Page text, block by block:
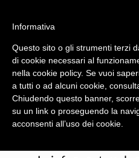
Informativa
Questo sito o gli strumenti terzi
di cookie necessari al
nella cookie policy. Se vuoi
a tutti o ad alcuni cookie,
Chiudendo questo banner,
su un link o proseguendo la
acconsenti all’uso dei cookie.